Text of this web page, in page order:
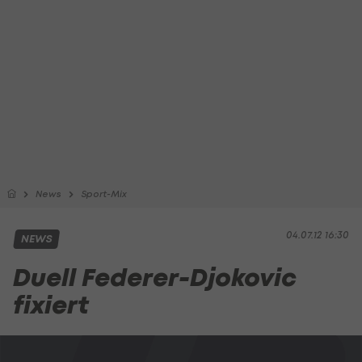
News Sport-Mix
04.07.12 16:30
NEWS
Duell Federer-Djokovic
fixiert